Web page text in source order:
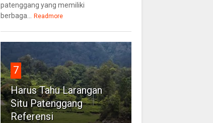
patenggang yang memiliki
berbaga...
Readmore
7
Harus Tahu Larangan
Situ Patenggang
Referensi